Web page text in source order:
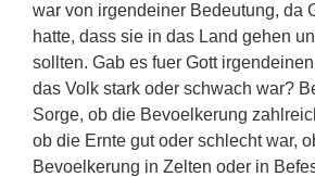
war von irgendeiner Bedeutung, da
hatte, dass sie in das Land gehen
sollten. Gab es fuer Gott
das Volk stark oder schwach war?
Sorge, ob die Bevoelkerung
ob die Ernte gut oder schlecht war,
Bevoelkerung in Zelten oder in